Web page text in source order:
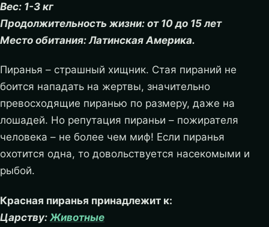
Вес: 1-3 кг
Продолжительность жизни: от 10 до 15 лет
Место обитания: Латинская Америка.
Пиранья – страшный хищник. Стая пираний не
боится нападать на жертвы, значительно
превосходящие пиранью по размеру, даже на
лошадей. Но репутация пираньи – пожирателя
человека – не более чем миф! Если пиранья
охотится одна, то довольствуется насекомыми и
рыбой.
Красная пиранья принадлежит к:
Царству: Животные